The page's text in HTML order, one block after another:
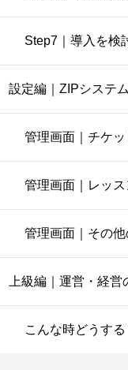
う
Step7｜導入を検
し込み前の方向け
設定編｜ZIPシステ
る設定・機能
管理画面｜チケッ
管理画面｜レッ
要な設定
管理画面｜その
上級編｜運営・経
こんな時どうする
入会キ
しよう
体験枠
受付